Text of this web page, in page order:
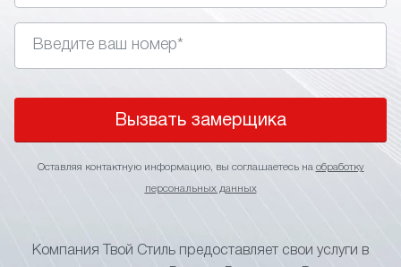
Вызвать замерщика
Оставляя контактную информацию, вы соглашаетесь на обработку
персональных данных
Компания Твой Стиль предоставляет свои услуги в